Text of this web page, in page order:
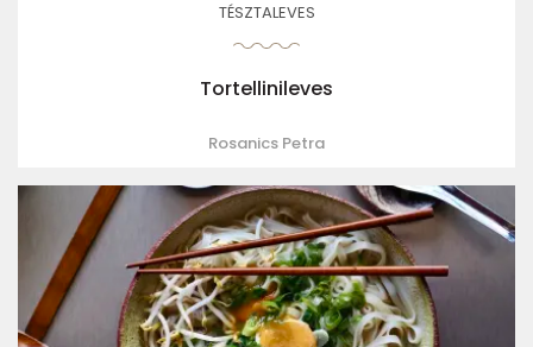
TÉSZTALEVES
Tortellinileves
Rosanics Petra